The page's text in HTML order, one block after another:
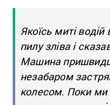
Якоїсь миті
пилу зліва і
Машина
незабаром
колесом. Поки ми